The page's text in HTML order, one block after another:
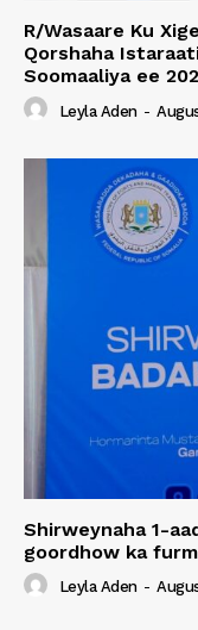
R/Wasaare Ku
Qorshaha
Soomaaliya ee
Leyla Aden -
Shirweynaha 1-
goordhow ka
Leyla Aden -